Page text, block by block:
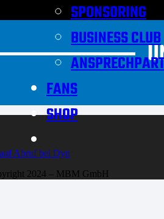
SPONSORING
BUSINESS CLUB
FANS
SHOP
Abruf bei Dyn
2024 – MBM GmbH